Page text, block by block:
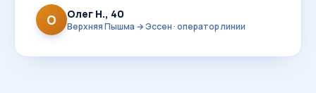
О Олег Н., 40
Верхняя Пышма → Эссен · оператор линии